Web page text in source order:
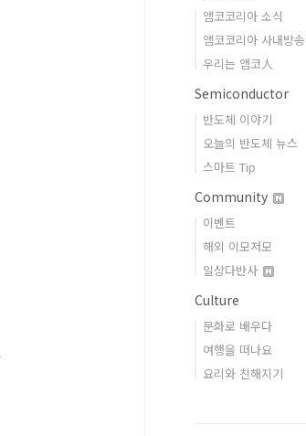
앰코코리아 소식
앰코코리아 사내방송
우리는 앰코人
Semiconductor
반도체 이야기
오늘의 반도체 뉴스
스마트 Tip
Community
이벤트
해외 이모저모
일상다반사
Culture
문화로 배우다
여행을 떠나요
요리와 친해지기